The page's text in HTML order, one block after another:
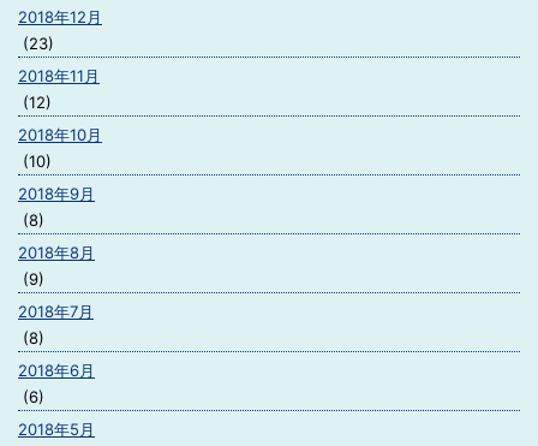
2018年12月
(23)
2018年11月
(12)
2018年10月
(10)
2018年9月
(8)
2018年8月
(9)
2018年7月
(8)
2018年6月
(6)
2018年5月